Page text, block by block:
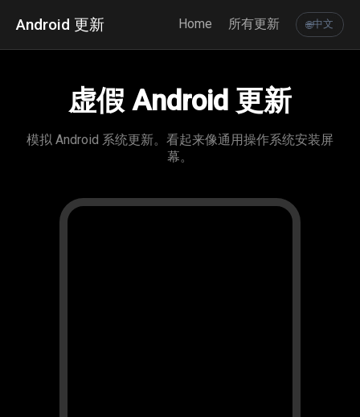
Android 更新 Home 所有更新 🌐中文
虚假 Android 更新
模拟 Android 系统更新。看起来像通用操作系统安装屏
幕。